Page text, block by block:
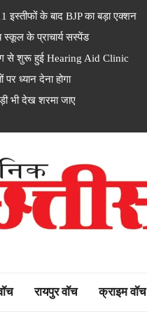
इस्तीफों के बाद BJP का बड़ा एक्शन
स्कूल के प्राचार्य सस्पेंड
से शुरू हुई Hearing Aid Clinic
ध्यान देना होगा
भी देख शरमा जाए
watch
रायपुर वॉच क्राइम वॉच